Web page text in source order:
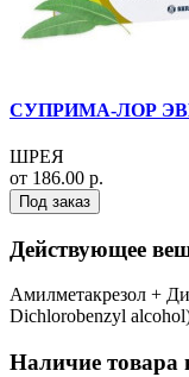
СУПРИМА-ЛОР
ШРЕЯ
от 186.00 р.
Под заказ
Действующее
Амилметакрезол +
Dichlorobenzyl
Наличие товара